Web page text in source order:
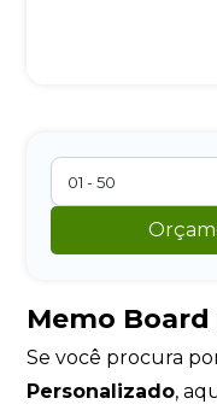
Memo
Se você procura
Personalizado,